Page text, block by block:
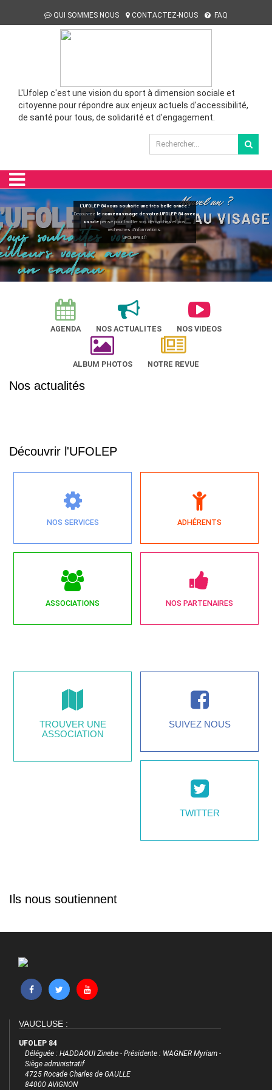
QUI SOMMES NOUS CONTACTEZ-NOUS FAQ
L'Ufolep c'est une vision du sport à dimension sociale et
citoyenne pour répondre aux enjeux actuels d'accessibilité,
de santé pour tous, de solidarité et d'engagement.
L’UFOLEP 84 vous souhaite une très belle année !
Découvrez
le nouveau visage de votre UFOLEP 84 avec
un sitepensé pour faciliter vos démarches et vos
recherches d’informations.
UFOLEP84.fr
AGENDA NOS ACTUALITES NOS VIDEOS
ALBUM PHOTOS NOTRE REVUE
Nos actualités
Découvrir l'UFOLEP
NOS SERVICES ADHÉRENTS
ASSOCIATIONS NOS PARTENAIRES
TROUVER UNE
ASSOCIATION
SUIVEZ NOUS
TWITTER
Ils nous soutiennent
VAUCLUSE :
UFOLEP 84
Déléguée : HADDAOUI Zinebe - Présidente : WAGNER Myriam -
Siège administratif
4725 Rocade Charles de GAULLE
84000 AVIGNON